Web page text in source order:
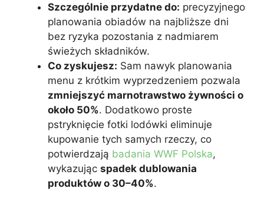
Szczególnie przydatne do: precyzyjnego
planowania obiadów na najbliższe dni
bez ryzyka pozostania z nadmiarem
świeżych składników.
Co zyskujesz: Sam nawyk planowania
menu z krótkim wyprzedzeniem pozwala
zmniejszyć marnotrawstwo żywności o
około 50%. Dodatkowo proste
pstryknięcie fotki lodówki eliminuje
kupowanie tych samych rzeczy, co
potwierdzają badania WWF Polska,
wykazując spadek dublowania
produktów o 30–40%.